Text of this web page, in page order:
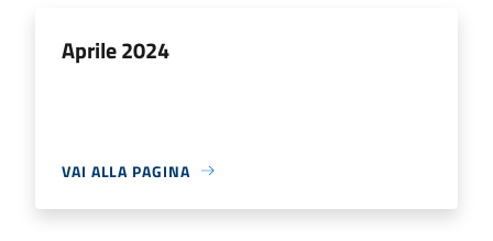
Aprile 2024
VAI ALLA PAGINA